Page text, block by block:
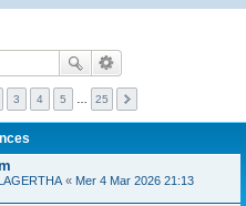
3 4 5 25
« Mer 4 Mar 2026 21:13